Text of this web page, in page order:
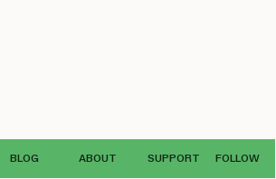
BLOG ABOUT SUPPORT FOLLOW